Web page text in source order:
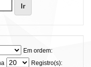
Em ordem:
Registro(s):